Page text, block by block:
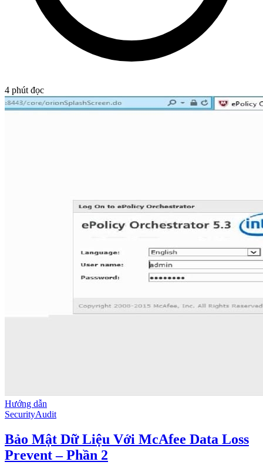
4 phút đọc
Hướng dẫn
SecurityAudit
Bảo Mật Dữ Liệu Với McAfee Data Loss
Prevent – Phần 2